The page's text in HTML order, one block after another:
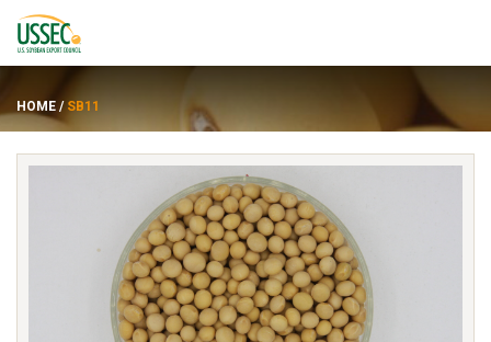
HOME / SB11